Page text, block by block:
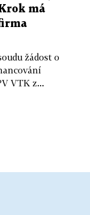
má
žádost o
VTK z...